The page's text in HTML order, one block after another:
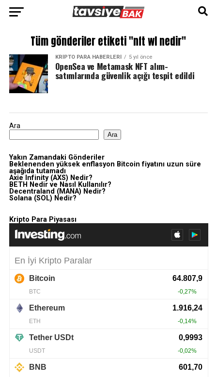
Tüm gönderiler etiketi "nft wl nedir"
KRIPTO PARA HABERLERI 5 yıl önce
OpenSea ve Metamask NFT alım-
satımlarında güvenlik açığı tespit edildi
Ara
Ara
Yakın Zamandaki Gönderiler
Beklenenden yüksek enflasyon Bitcoin fiyatını uzun süre
aşağıda tutamadı
Axie Infinity (AXS) Nedir?
BETH Nedir ve Nasıl Kullanılır?
Decentraland (MANA) Nedir?
Solana (SOL) Nedir?
Kripto Para Piyasası